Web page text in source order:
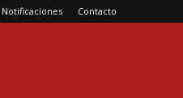
Notificaciones Contacto